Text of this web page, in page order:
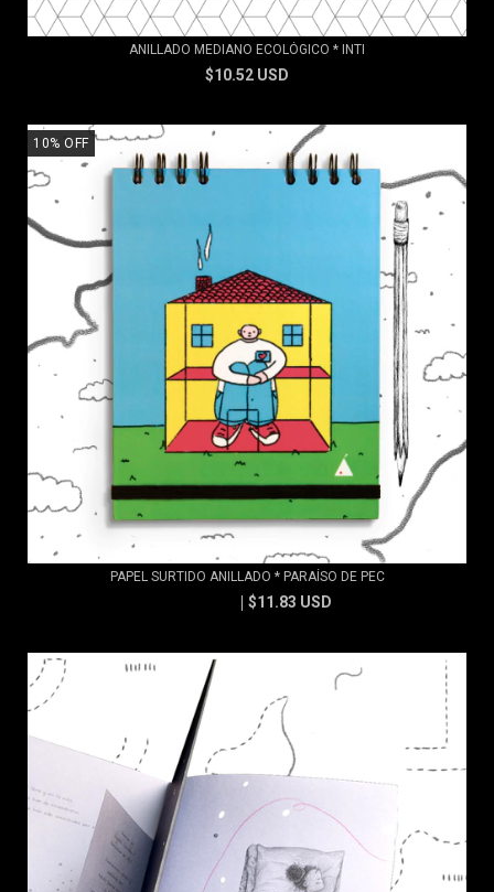
ANILLADO MEDIANO ECOLÓGICO * INTI
$10.52 USD
10% OFF
PAPEL SURTIDO ANILLADO * PARAÍSO DE PEC
$11.83 USD